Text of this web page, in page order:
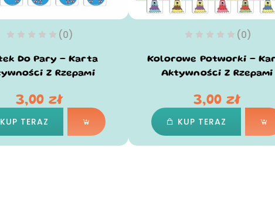
(0)
Do Pary – Karta
Z Rzepami
3,00 zł
TERAZ
(0)
Kolorowe Potworki –
Aktywności Z Rzepami
3,00zł
KUP TERAZ